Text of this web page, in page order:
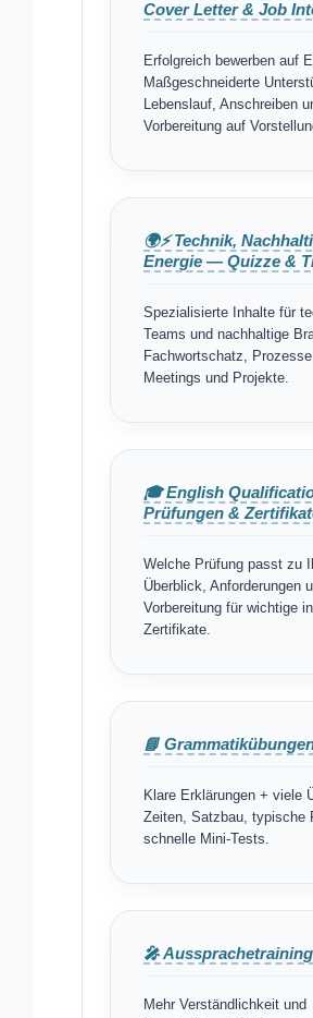
Cover Letter & Job
Erfolgreich bewerben auf
Maßgeschneiderte
Lebenslauf, Anschreiben
Vorbereitung auf
🌍⚡ Technik,
Energie — Quizze &
Spezialisierte Inhalte für
Teams und nachhaltige
Fachwortschatz,
Meetings und Projekte.
🎓 English
Prüfungen &
Welche Prüfung passt zu
Überblick, Anforderungen
Vorbereitung für wichtige
Zertifikate.
📘
Klare Erklärungen + viele
Zeiten, Satzbau, typische
schnelle Mini-Tests.
🎤
Mehr Verständlichkeit und